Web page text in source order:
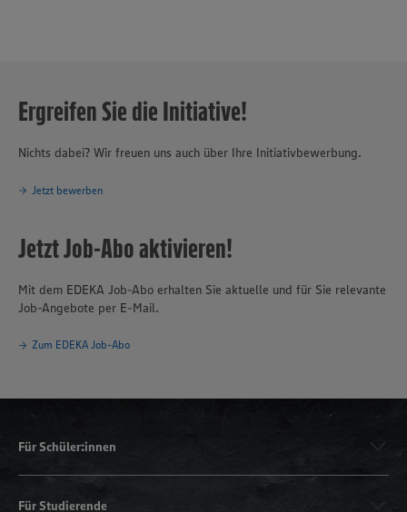
Ergreifen Sie die Initiative!
Nichts dabei? Wir freuen uns auch über Ihre Initiativbewerbung.
Jetzt bewerben
Jetzt Job-Abo aktivieren!
Mit dem EDEKA Job-Abo erhalten Sie aktuelle und für Sie relevante
Job-Angebote per E-Mail.
Zum EDEKA Job-Abo
Für Schüler:innen
Für Studierende